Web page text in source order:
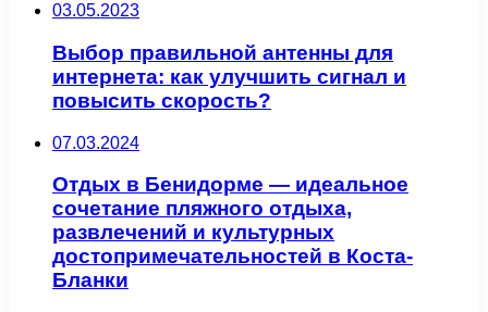
03.05.2023
Выбор правильной антенны для
интернета: как улучшить сигнал и
повысить скорость?
07.03.2024
Отдых в Бенидорме — идеальное
сочетание пляжного отдыха,
развлечений и культурных
достопримечательностей в Коста-
Бланки